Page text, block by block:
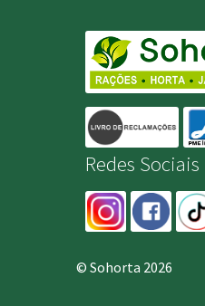
Redes Sociais
© Sohorta 2026